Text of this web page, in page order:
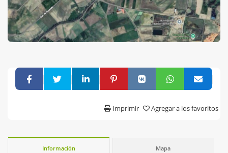
Agregar a los favoritos
Imprimir
Información Mapa